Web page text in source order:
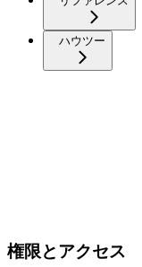
ハウツー
権限とアクセス